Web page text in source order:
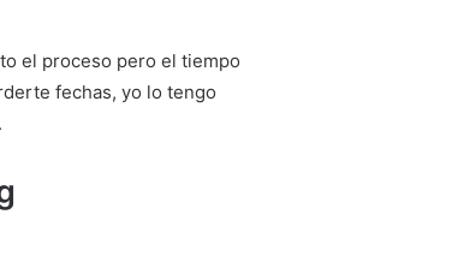
el proceso pero el tiempo
fechas, yo lo tengo